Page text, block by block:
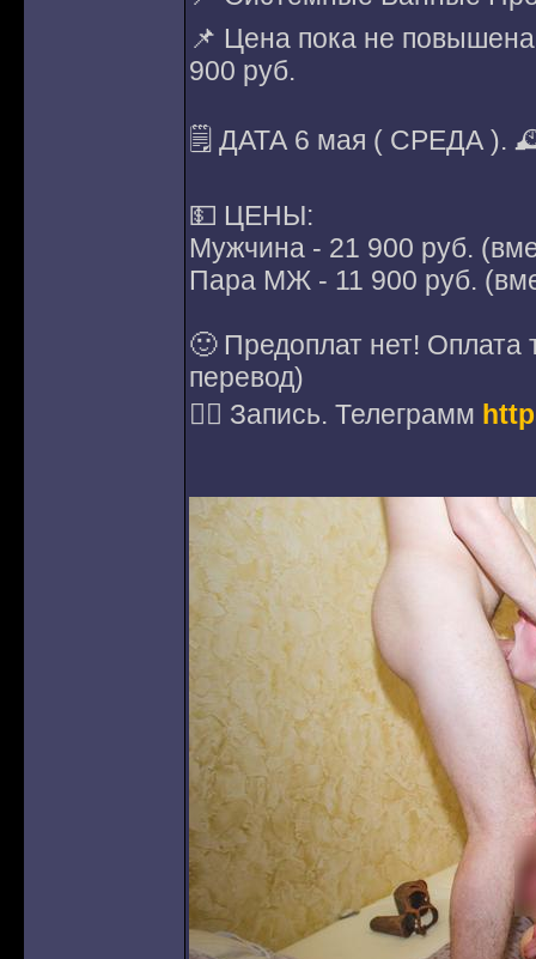
📌 Цена пока не
900 руб.
🗒 ДАТА 6 мая ( СРЕДА ).
💵 ЦЕНЫ:
Мужчина - 21 900 руб.
Пара МЖ - 11 900 руб.
🙂 Предоплат нет! Оплата
перевод)
✍🏻 Запись. Телеграмм